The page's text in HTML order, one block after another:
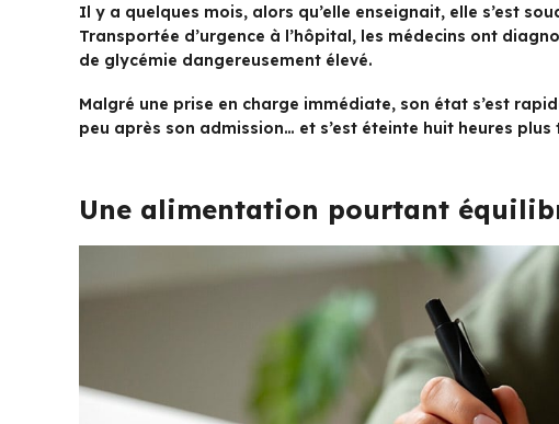
Il y a quelques mois, alors qu’elle enseignait, elle s’est
Transportée d’urgence à l’hôpital, les médecins ont
de glycémie dangereusement élevé.
Malgré une prise en charge immédiate, son état s’est
peu après son admission… et s’est éteinte huit heures plus
Une alimentation pourtant